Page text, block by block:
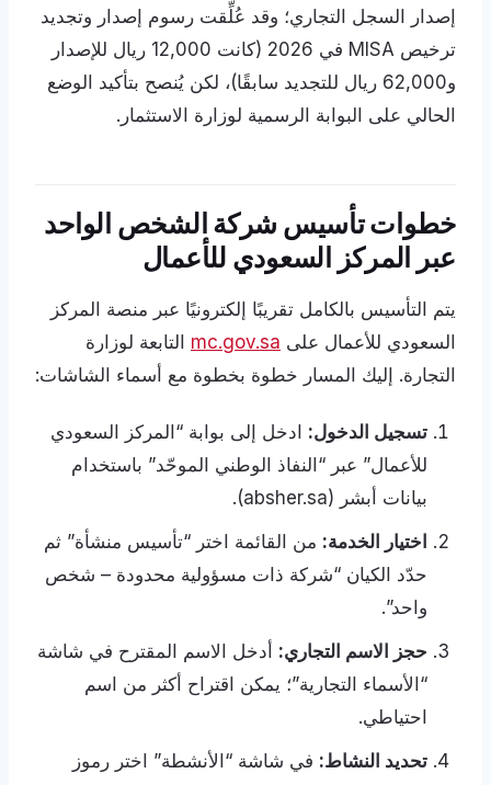
إصدار السجل التجاري؛ وقد عُلِّقت رسوم إصدار وتجديد
ترخيص MISA في 2026 (كانت 12,000 ريال للإصدار
و62,000 ريال للتجديد سابقًا)، لكن يُنصح بتأكيد الوضع
الحالي على البوابة الرسمية لوزارة الاستثمار.
خطوات تأسيس شركة الشخص الواحد
عبر المركز السعودي للأعمال
يتم التأسيس بالكامل تقريبًا إلكترونيًا عبر منصة المركز
السعودي للأعمال على mc.gov.sa التابعة لوزارة
التجارة. إليك المسار خطوة بخطوة مع أسماء الشاشات:
تسجيل الدخول: ادخل إلى بوابة “المركز السعودي
للأعمال” عبر “النفاذ الوطني الموحّد” باستخدام
بيانات أبشر (absher.sa).
اختيار الخدمة: من القائمة اختر “تأسيس منشأة” ثم
حدّد الكيان “شركة ذات مسؤولية محدودة – شخص
واحد”.
حجز الاسم التجاري: أدخل الاسم المقترح في شاشة
“الأسماء التجارية”؛ يمكن اقتراح أكثر من اسم
احتياطي.
تحديد النشاط: في شاشة “الأنشطة” اختر رموز